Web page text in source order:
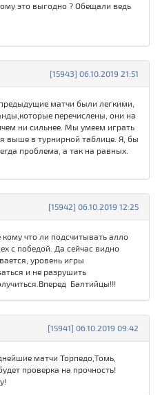
это выгодно ? Обещали ведь
[15943] 06.10.2019 21:51
матчи были легкими,
перечислены, они на
ни сильнее. Мы умеем играть
выше в турнирной таблице. Я, бы
проблема, а так на равных.
[15942] 06.10.2019 12:25
что ли подсчитывать алло
с победой. Да сейчас видно
уровень игры
и не разрушить
Балтийцы!!!
[15941] 06.10.2019 09:42
матчи Торпедо,Томь,
проверка на прочность!